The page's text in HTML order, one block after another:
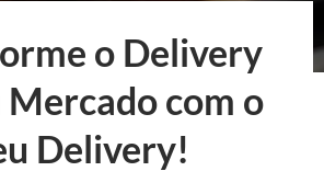
o Delivery
Mercado com o
Delivery!